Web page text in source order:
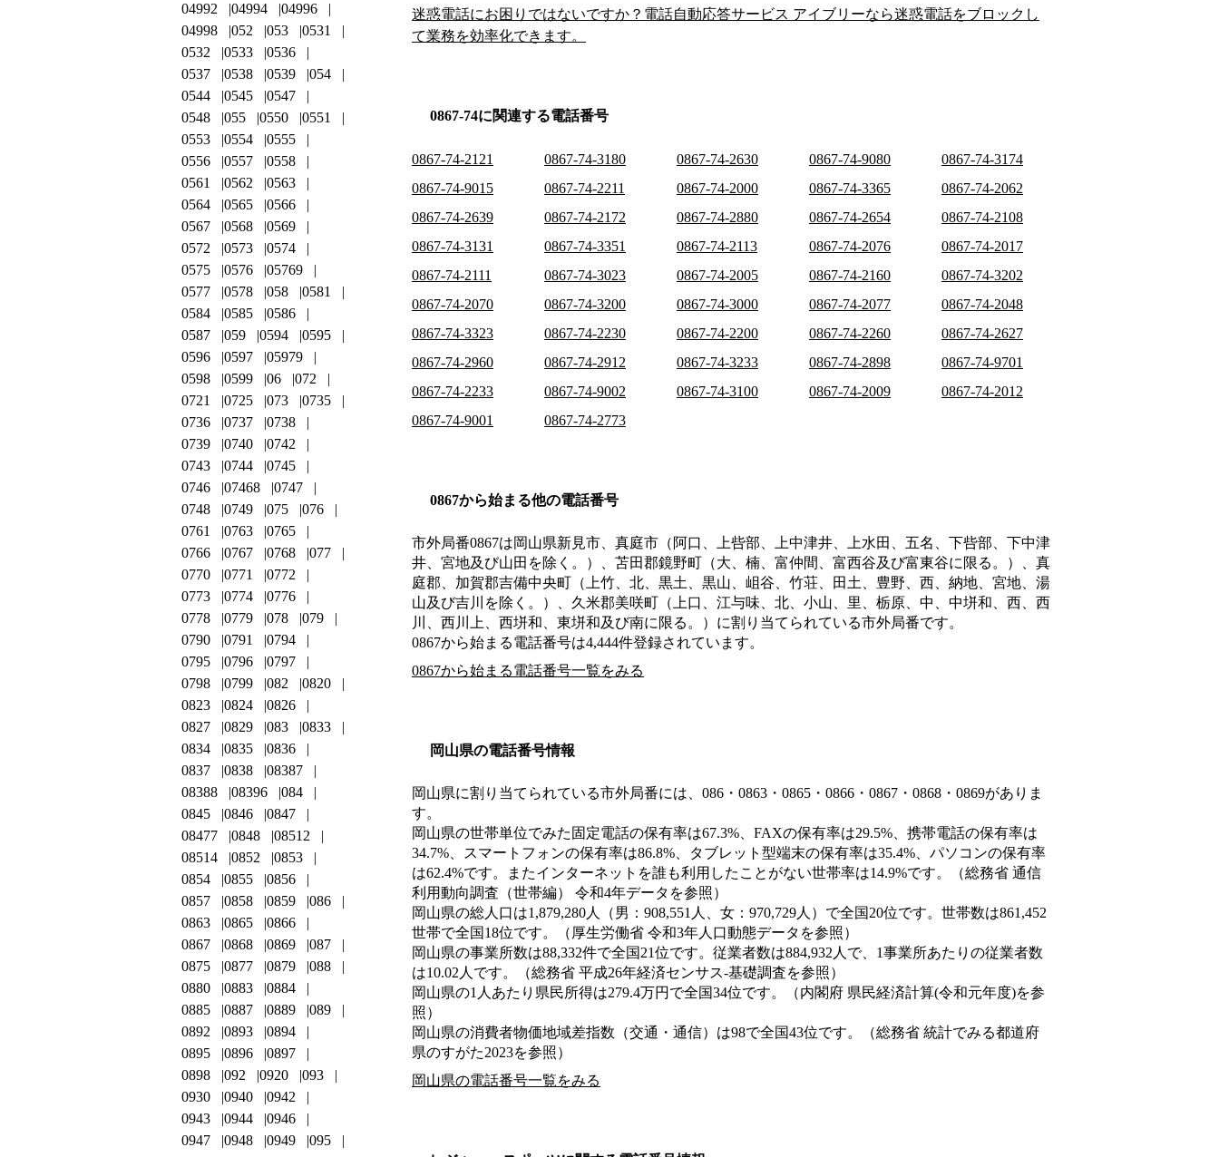
迷惑電話にお困りではないですか？電話自動応答サービス アイブリーなら迷惑電話をブロックし
て業務を効率化できます。
0867-74に関連する電話番号
0867-74-2121 0867-74-3180 0867-74-2630 0867-74-9080
0867-74-3174
0867-74-9015
0867-74-2211 0867-74-2000 0867-74-3365
0867-74-2062
0867-74-2639
0867-74-2172 0867-74-2880 0867-74-2654
0867-74-2108
0867-74-3131
0867-74-3351 0867-74-2113 0867-74-2076
0867-74-2017
0867-74-2111
0867-74-3023 0867-74-2005 0867-74-2160
0867-74-3202
0867-74-2070
0867-74-3200 0867-74-3000 0867-74-2077
0867-74-2048
0867-74-3323
0867-74-2230 0867-74-2200 0867-74-2260
0867-74-2627
0867-74-2960
0867-74-2912 0867-74-3233 0867-74-2898
0867-74-9701
0867-74-2233
0867-74-9002 0867-74-3100 0867-74-2009
0867-74-2012
0867-74-9001
0867-74-2773
0867から始まる他の電話番号
市外局番0867は岡山県新見市、真庭市（阿口、上呰部、上中津井、上水田、五名、下呰部、下中津
井、宮地及び山田を除く。）、苫田郡鏡野町（大、楠、富仲間、富西谷及び富東谷に限る。）、真
庭郡、加賀郡吉備中央町（上竹、北、黒土、黒山、岨谷、竹荘、田土、豊野、西、納地、宮地、湯
山及び吉川を除く。）、久米郡美咲町（上口、江与味、北、小山、里、栃原、中、中垪和、西、西
川、西川上、西垪和、東垪和及び南に限る。） に割り当てられている市外局番です。
0867から始まる電話番号は4,444件登録されています。
0867から始まる電話番号一覧をみる
岡山県の電話番号情報
岡山県に割り当てられている市外局番には、086・0863・0865・0866・0867・0868・0869がありま
す。
岡山県の世帯単位でみた固定電話の保有率は67.3%、FAXの保有率は29.5%、携帯電話の保有率は
34.7%、スマートフォンの保有率は86.8%、タブレット型端末の保有率は35.4%、パソコンの保有率
は62.4%です。またインターネットを誰も利用したことがない世帯率は14.9%です。（総務省 通信
利用動向調査（世帯編） 令和4年データを参照）
岡山県の総人口は1,879,280人（男：908,551人、女：970,729人）で全国20位です。世帯数は861,452
世帯で全国18位です。（厚生労働省 令和3年人口動態データを参照）
岡山県の事業所数は88,332件で全国21位です。従業者数は884,932人で、1事業所あたりの従業者数
は10.02人です。（総務省 平成26年経済センサス‐基礎調査を参照）
岡山県の1人あたり県民所得は279.4万円で全国34位です。（内閣府 県民経済計算(令和元年度)を参
照）
岡山県の消費者物価地域差指数（交通・通信）は98で全国43位です。（総務省 統計でみる都道府
県のすがた2023を参照）
岡山県の電話番号一覧をみる
04992
04994
04996
04998
052 053
0531
0532
0533
0536
0537
0538 0539
054
0544
0545
0547
0548
055 0550
0551
0553
0554
0555
0556
0557
0558
0561
0562
0563
0564
0565
0566
0567
0568
0569
0572
0573
0574
0575
0576
05769
0577
0578 058
0581
0584
0585
0586
0587
059 0594
0595
0596
0597
05979
0598
0599 06
072
0721
0725 073
0735
0736
0737
0738
0739
0740
0742
0743
0744
0745
0746
07468
0747
0748
0749 075
076
0761
0763
0765
0766
0767 0768
077
0770
0771
0772
0773
0774
0776
0778
0779 078
079
0790
0791
0794
0795
0796
0797
0798
0799 082
0820
0823
0824
0826
0827
0829 083
0833
0834
0835
0836
0837
0838
08387
08388
08396
084
0845
0846
0847
08477
0848
08512
08514
0852
0853
0854
0855
0856
0857
0858 0859
086
0863
0865
0866
0867
0868 0869
087
0875
0877 0879
088
0880
0883
0884
0885
0887 0889
089
0892
0893
0894
0895
0896
0897
0898
092 0920
093
0930
0940
0942
0943
0944
0946
0947
0948 0949
095